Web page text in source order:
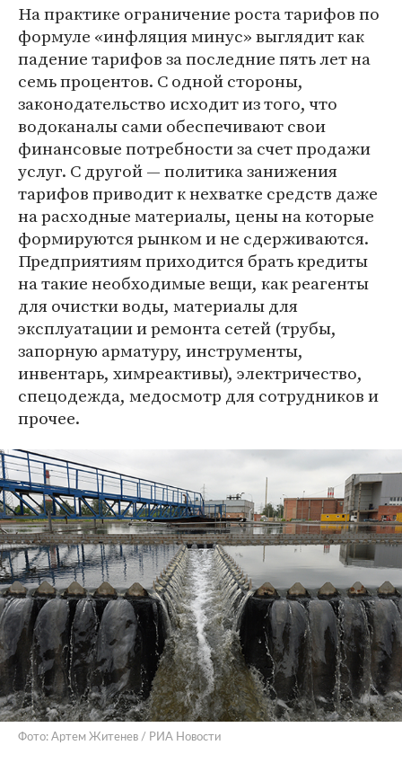
На практике ограничение роста тарифов по
формуле «инфляция минус» выглядит как
падение тарифов за последние пять лет на
семь процентов. С одной стороны,
законодательство исходит из того, что
водоканалы сами обеспечивают свои
финансовые потребности за счет продажи
услуг. С другой — политика занижения
тарифов приводит к нехватке средств даже
на расходные материалы, цены на которые
формируются рынком и не сдерживаются.
Предприятиям приходится брать кредиты
на такие необходимые вещи, как реагенты
для очистки воды, материалы для
эксплуатации и ремонта сетей (трубы,
запорную арматуру, инструменты,
инвентарь, химреактивы), электричество,
спецодежда, медосмотр для сотрудников и
прочее.
Фото: Артем Житенев / РИА Новости